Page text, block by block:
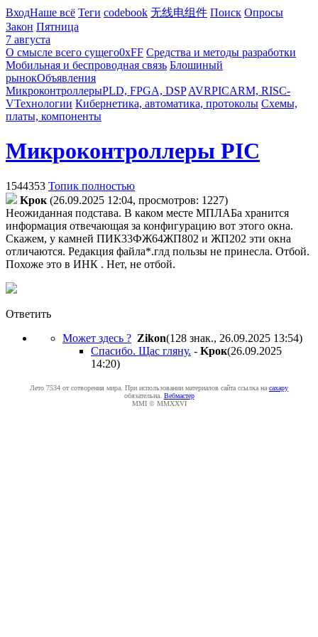
ВходНаше всё Теги codebook 无线电组件 Поиск Опросы
Закон Пятница
7 августа
О смысле всего сущего0xFF Средства и методы разработки
Мобильная и беспроводная связь Блошиный
рынокОбъявления
МикроконтроллерыPLD, FPGA, DSP AVRPICARM, RISC-
VТехнологии Кибернетика, автоматика, протоколы Схемы,
платы, компоненты
Микроконтроллеры PIC
1544353 Топик полностью
Kpoк (26.09.2025 12:04, просмотров: 1227)
Неожиданная подстава. В каком месте МПЛАБа хранится
информация отвечающая за конфигурацию вот этого окна.
Скажем, у камней ПИК33ФЖ64ЖП802 и ЖП202 эти окна
отличаются. Редакция файла*.глд пользы не принесла. Отбой.
Похоже это в ИНК . Нет, не отбой.
Ответить
Может здесь ? Zikon(128 знак., 26.09.2025 13:54)
Спасибо. Щас гляну. - Kpoк(26.09.2025
14:20)
Лето 7534 от сотворения мира. При использовании материалов сайта ссылка на caxapу
обязательна. Вебмастер
MMI © MMXXVI